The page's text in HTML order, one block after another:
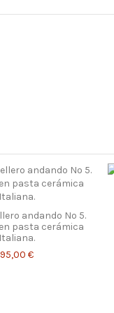
andando Nº 5.
pasta cerámica
95,00 €